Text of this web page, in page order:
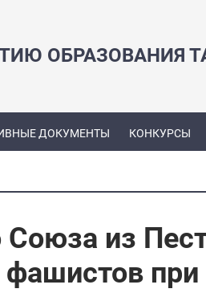
ОБРАЗОВАНИЯ
ДОКУМЕНТЫ КОНКУРСЫ
Союза из
при